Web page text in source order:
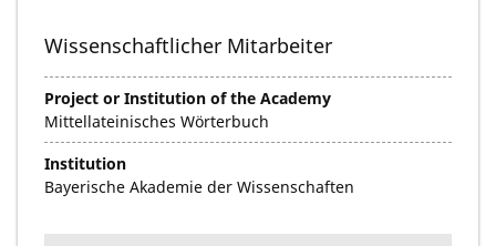
Wissenschaftlicher Mitarbeiter
Project or Institution of the Academy
Mittellateinisches Wörterbuch
Institution
Bayerische Akademie der Wissenschaften